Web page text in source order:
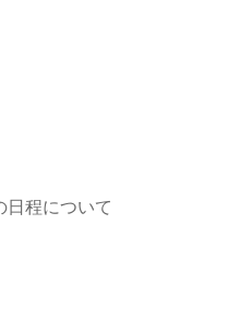
日程について